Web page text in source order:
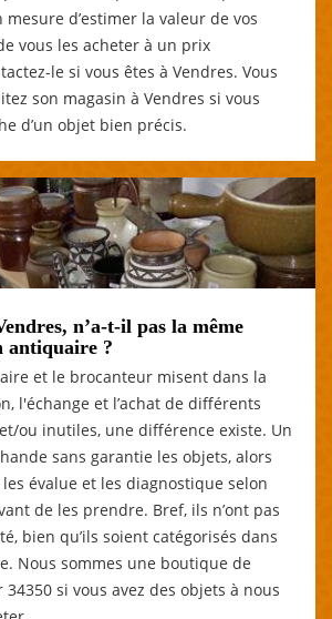
mesure d’estimer la valeur de vos
vous les acheter à un prix
le si vous êtes à Vendres. Vous
son magasin à Vendres si vous
d’un objet bien précis.
n’a-t-il pas la même
antiquaire ?
et le brocanteur misent dans la
l'échange et l’achat de différents
ou inutiles, une différence existe. Un
sans garantie les objets, alors
évalue et les diagnostique selon
de les prendre. Bref, ils n’ont pas
bien qu’ils soient catégorisés dans
Nous sommes une boutique de
si vous avez des objets à nous